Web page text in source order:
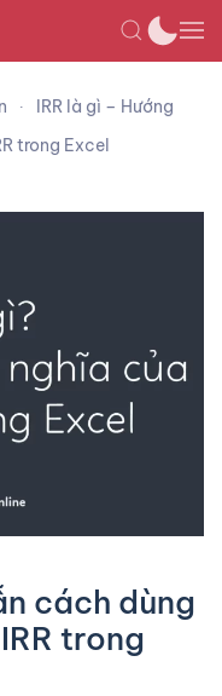
IRR là gì – Hướng
trong Excel
cách dùng
trong